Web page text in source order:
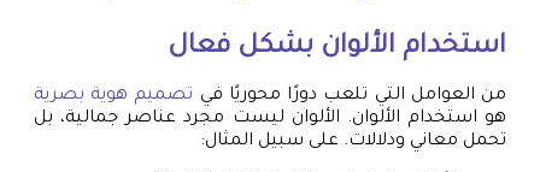
استخدام الألوان بشكل فعال
من العوامل التي تلعب دورًا محوريًا في تصميم هوية بصرية
هو استخدام الألوان. الألوان ليست مجرد عناصر جمالية، بل
تحمل معاني ودلالات. على سبيل المثال: